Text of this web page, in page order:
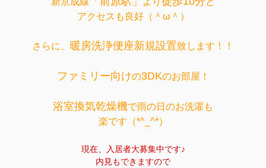
アクセスも良好（＾ω＾）
さらに、 暖房洗浄便座新規設置致します！！
ファミリー向けの3DKのお部屋！
浴室換気乾燥機で雨の日のお洗濯も
楽です（*^_^*）
現在、入居者大募集中です♪
内見もできますので